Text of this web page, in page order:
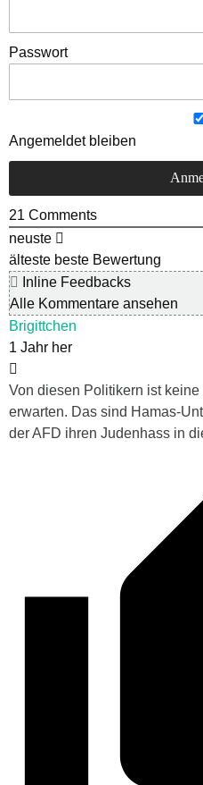
Passwort
Angemeldet bleiben
21 Comments
neuste
älteste beste Bewertung
Inline Feedbacks
Alle Kommentare ansehen
Brigittchen
1 Jahr her
Von diesen Politikern ist
erwarten. Das sind Hamas-
der AFD ihren Judenhass in